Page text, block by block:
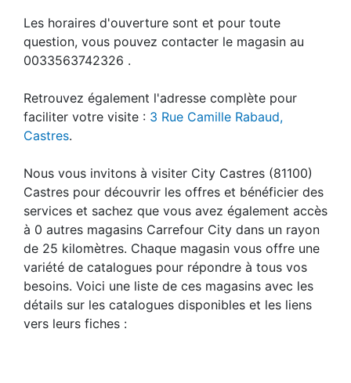
Les horaires d'ouverture sont et pour toute
question, vous pouvez contacter le magasin au
0033563742326 .
Retrouvez également l'adresse complète pour
faciliter votre visite : 3 Rue Camille Rabaud,
Castres.
Nous vous invitons à visiter City Castres (81100)
Castres pour découvrir les offres et bénéficier des
services et sachez que vous avez également accès
à 0 autres magasins Carrefour City dans un rayon
de 25 kilomètres. Chaque magasin vous offre une
variété de catalogues pour répondre à tous vos
besoins. Voici une liste de ces magasins avec les
détails sur les catalogues disponibles et les liens
vers leurs fiches :